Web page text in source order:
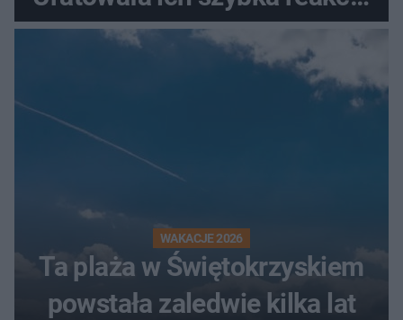
świadków
WAKACJE 2026
Ta plaża w Świętokrzyskiem
powstała zaledwie kilka lat